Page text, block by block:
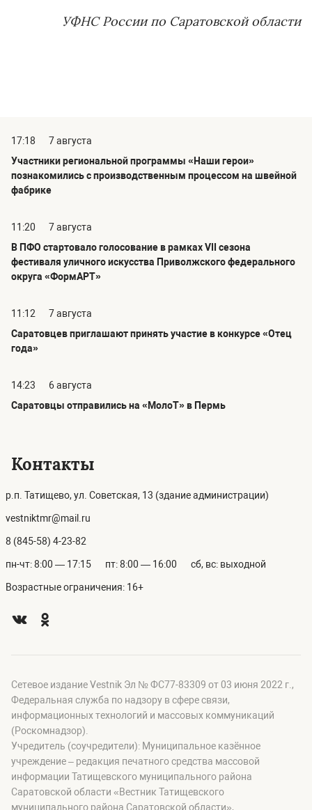
УФНС России по Саратовской области
17:18
7 августа
Участники региональной программы «Наши герои»
познакомились с производственным процессом на швейной
фабрике
11:20
7 августа
В ПФО стартовало голосование в рамках VII сезона
фестиваля уличного искусства Приволжского федерального
округа «ФормАРТ»
11:12
7 августа
Саратовцев приглашают принять участие в конкурсе «Отец
года»
14:23
6 августа
Саратовцы отправились на «МолоТ» в Пермь
Контакты
р.п. Татищево, ул. Советская, 13 (здание администрации)
vestniktmr@mail.ru
8 (845-58) 4-23-82
пн-чт: 8:00 — 17:15 пт: 8:00 — 16:00 сб, вс: выходной
Возрастные ограничения: 16+
Сетевое издание Vestnik Эл № ФС77-83309 от 03 июня 2022 г.,
Федеральная служба по надзору в сфере связи,
информационных технологий и массовых коммуникаций
(Роскомнадзор).
Учредитель (соучредители): Муниципальное казённое
учреждение – редакция печатного средства массовой
информации Татищевского муниципального района
Саратовской области «Вестник Татищевского
муниципального района Саратовской области»,